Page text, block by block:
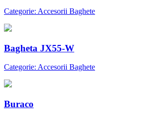
Categorie: Accesorii Baghete
Bagheta JX55-W
Categorie: Accesorii Baghete
Buraco